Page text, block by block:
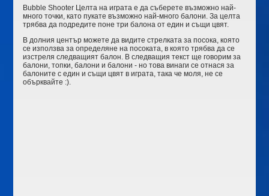
Bubble Shooter Целта на играта е да съберете възможно най-
много точки, като пукате възможно най-много балони. За целта
трябва да подредите поне три балона от един и същи цвят.
В долния център можете да видите стрелката за посока, която
се използва за определяне на посоката, в която трябва да се
изстреля следващият балон. В следващия текст ще говорим за
балони, топки, балони и балони - но това винаги се отнася за
балоните с един и същи цвят в играта, така че моля, не се
обърквайте :).